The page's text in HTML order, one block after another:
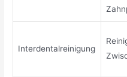
Interdentalreinigung